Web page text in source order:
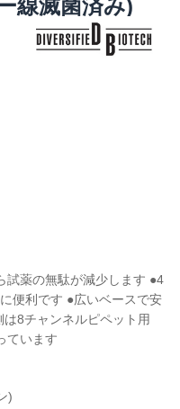
線滅菌済み)
試薬の無駄が減少します ●4
便利です ●広いベースで安
8チャンネルピペット用
ています
)